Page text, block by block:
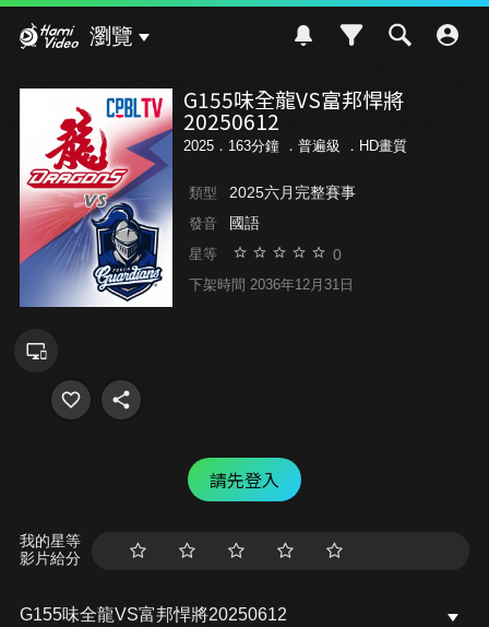
瀏覽
G155味全龍VS富邦悍將
20250612
2025．163分鐘 ． 普遍級 ．HD畫質
類型 2025六月完整賽事
發音 國語
星等 0
下架時間 2036年12月31日
請先登入
我的星等
影片給分
G155味全龍VS富邦悍將20250612